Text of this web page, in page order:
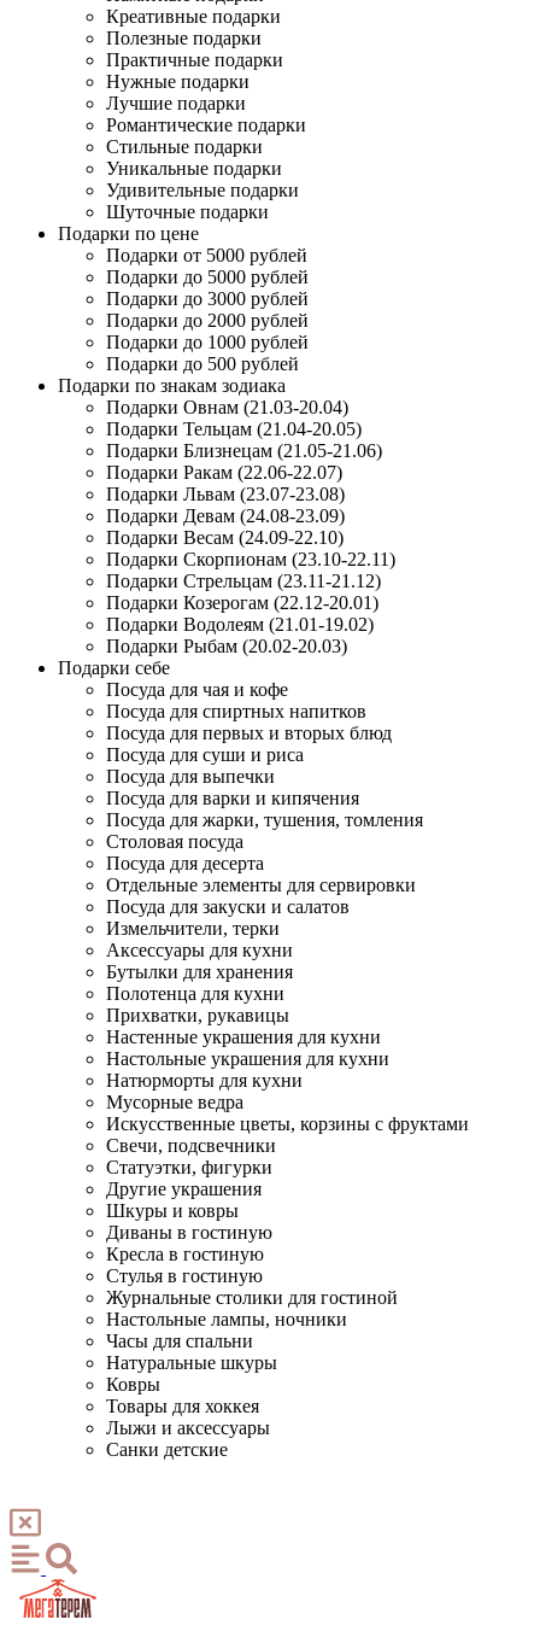
Креативные подарки
Полезные подарки
Практичные подарки
Нужные подарки
Лучшие подарки
Романтические подарки
Стильные подарки
Уникальные подарки
Удивительные подарки
Шуточные подарки
Подарки по цене
Подарки от 5000 рублей
Подарки до 5000 рублей
Подарки до 3000 рублей
Подарки до 2000 рублей
Подарки до 1000 рублей
Подарки до 500 рублей
Подарки по знакам зодиака
Подарки Овнам (21.03-20.04)
Подарки Тельцам (21.04-20.05)
Подарки Близнецам (21.05-21.06)
Подарки Ракам (22.06-22.07)
Подарки Львам (23.07-23.08)
Подарки Девам (24.08-23.09)
Подарки Весам (24.09-22.10)
Подарки Скорпионам (23.10-22.11)
Подарки Стрельцам (23.11-21.12)
Подарки Козерогам (22.12-20.01)
Подарки Водолеям (21.01-19.02)
Подарки Рыбам (20.02-20.03)
Подарки себе
Посуда для чая и кофе
Посуда для спиртных напитков
Посуда для первых и вторых блюд
Посуда для суши и риса
Посуда для выпечки
Посуда для варки и кипячения
Посуда для жарки, тушения, томления
Столовая посуда
Посуда для десерта
Отдельные элементы для сервировки
Посуда для закуски и салатов
Измельчители, терки
Аксессуары для кухни
Бутылки для хранения
Полотенца для кухни
Прихватки, рукавицы
Настенные украшения для кухни
Настольные украшения для кухни
Натюрморты для кухни
Мусорные ведра
Искусственные цветы, корзины с фруктами
Свечи, подсвечники
Статуэтки, фигурки
Другие украшения
Шкуры и ковры
Диваны в гостиную
Кресла в гостиную
Стулья в гостиную
Журнальные столики для гостиной
Настольные лампы, ночники
Часы для спальни
Натуральные шкуры
Ковры
Товары для хоккея
Лыжи и аксессуары
Санки детские